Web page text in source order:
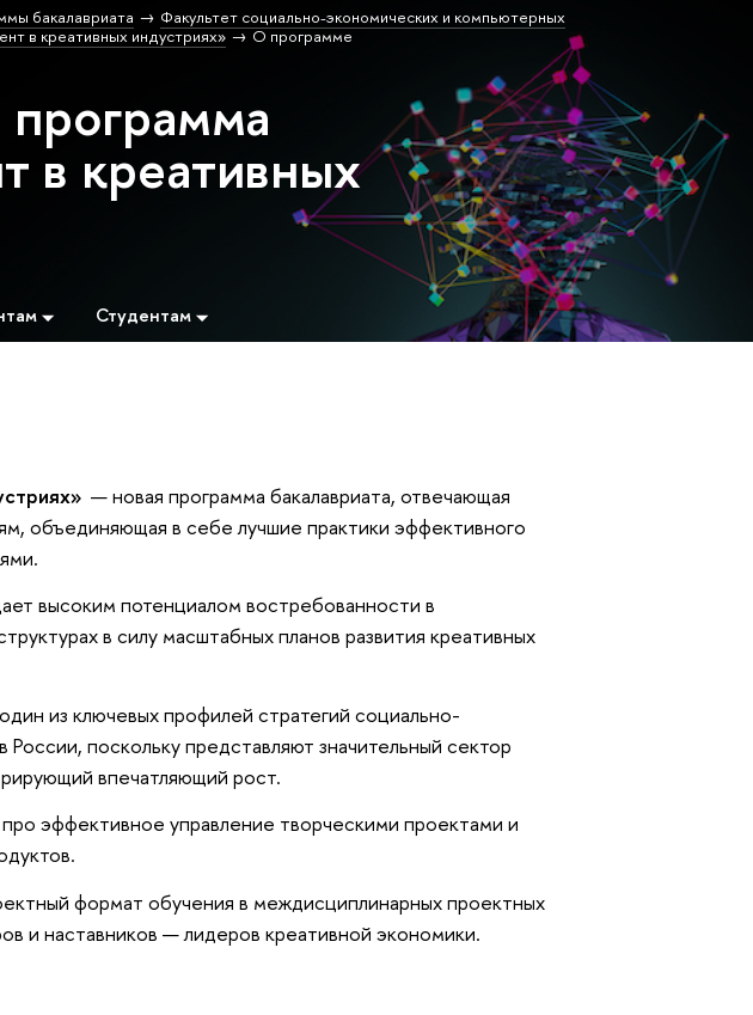
бакалавриата
Факультет социально-экономических и компьютерных
в креативных индустриях» О программе
программа
в креативных
Студентам
— новая программа бакалавриата, отвечающая
объединяющая в себе лучшие практики эффективного
высоким потенциалом востребованности в
в силу масштабных планов развития креативных
из ключевых профилей стратегий социально-
России, поскольку представляют значительный сектор
впечатляющий рост.
эффективное управление творческими проектами и
формат обучения в междисциплинарных проектных
и наставников — лидеров креативной экономики.